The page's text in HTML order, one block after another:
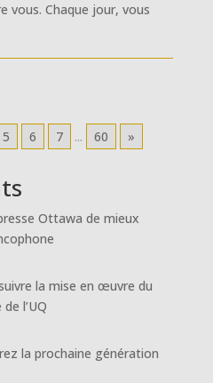
vous. Chaque jour, vous
5 6 7 ... 60 »
Ottawa de mieux
la mise en œuvre du
l’UQ
la prochaine génération